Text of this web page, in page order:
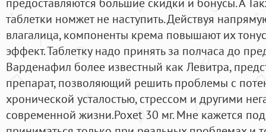
таблетки номжет не наступить. Действуя
влагалица, компоненты крема повышают их
эффект. Таблетку надо принять за полчаса до
Варденафил более известный как Левитра,
препарат, позволяющий решить проблемы с
хронической усталостью, стрессом и другими
современной жизни.Poxet 30 мг. Мне кажется